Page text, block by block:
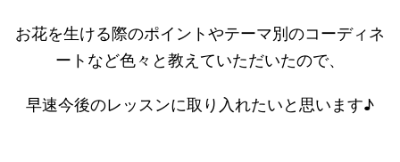
お花を生ける際のポイントやテーマ別のコーディネ
ートなど色々と教えていただいたので、
早速今後のレッスンに取り入れたいと思います♪